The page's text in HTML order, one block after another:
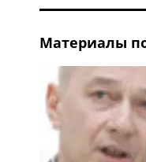
Материалы